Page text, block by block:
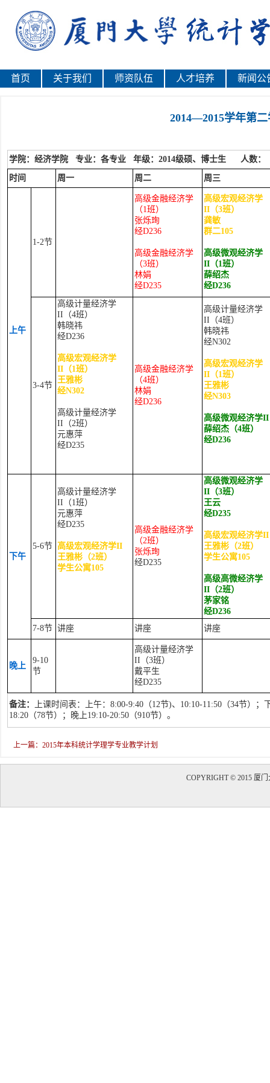
首页 关于我们 师资队伍 人才培养 新闻公
2014—2015学年第
学院：经济学院 专业：各专业 年级：2014级硕、博士生 人数：
时间 周一 周二 周三
上午
1-2节
高级金融经济学
（1班）
张烁珣
经D236
高级金融经济学
（3班）
林娟
经D235
高级宏观经济学
II （3班）
龚敏
群二105
高级微观经济学
II （1班）
薛绍杰
经D236
3-4节
高级计量经济学
II （4班）
韩晓祎
经D236
高级宏观经济学
II （1班）
王雅彬
经N302
高级计量经济学
II （2班）
元惠萍
经D235
高级金融经济学
（4班）
林娟
经D236
高级计量经济学
II （4班）
韩晓祎
经N302
高级宏观经济学
II （1班）
王雅彬
经N303
高级微观经济学II
薛绍杰（4班）
经D236
下午
5-6节
高级计量经济学
II （1班）
元惠萍
经D235
高级宏观经济学II
王雅彬（2班）
学生公寓105
高级金融经济学
（2班）
张烁珣
经D235
高级微观经济学
II （3班）
王云
经D235
高级宏观经济学II
王雅彬（2班）
学生公寓105
高级高微经济学
II （2班）
茅家铭
经D236
7-8节 讲座 讲座 讲座
晚上
9-10
节
高级计量经济学
II （3班）
戴平生
经D235
备注： 上课时间表：上午： 8:00-9:40 （12节)、 10:10-11:50 （34节）；
18:20 （78节）；晚上19:10-20:50 （910节）。
上一篇：2015年本科统计学理学专业教学计划
COPYRIGHT © 2015 厦